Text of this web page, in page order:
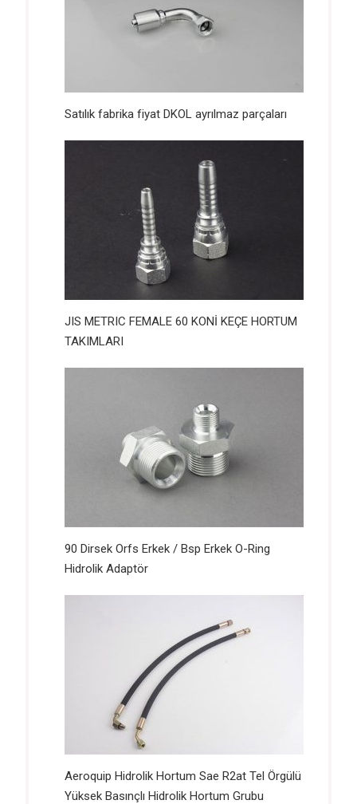
Satılık fabrika fiyat DKOL ayrılmaz parçaları
JIS METRIC FEMALE 60 KONİ KEÇE HORTUM
TAKIMLARI
90 Dirsek Orfs Erkek / Bsp Erkek O-Ring
Hidrolik Adaptör
Aeroquip Hidrolik Hortum Sae R2at Tel Örgülü
Yüksek Basınçlı Hidrolik Hortum Grubu